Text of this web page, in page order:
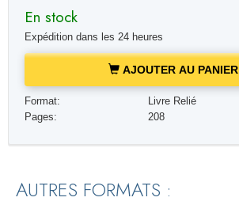
En stock
Expédition dans les 24 heures
AJOUTER AU PANIER
Format:
Livre Relié
Pages:
208
AUTRES FORMATS :